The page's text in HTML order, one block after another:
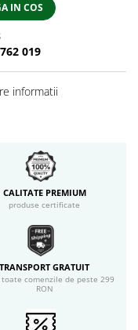
IN COS
019
informatii
CALITATE PREMIUM
produse certificate
TRANSPORT GRATUIT
comenzile de peste 299
RON